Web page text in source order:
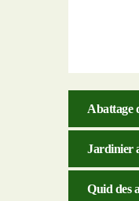
Abattage
Jardinier
Quid des